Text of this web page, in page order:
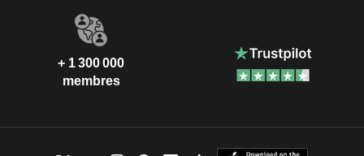
+ 1 300 000
membres